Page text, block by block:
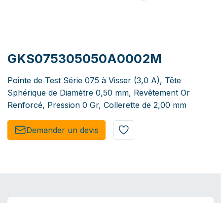
GKS075305050A0002M
Pointe de Test Série 075 à Visser (3,0 A), Tête
Sphérique de Diamètre 0,50 mm, Revêtement Or
Renforcé, Pression 0 Gr, Collerette de 2,00 mm
Demander un de​​vis​​